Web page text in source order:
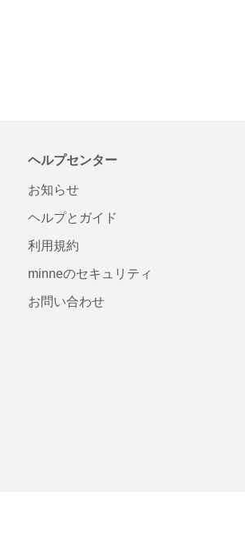
ヘルプセンター
お知らせ
ヘルプとガイド
利用規約
minneのセキュリティ
お問い合わせ